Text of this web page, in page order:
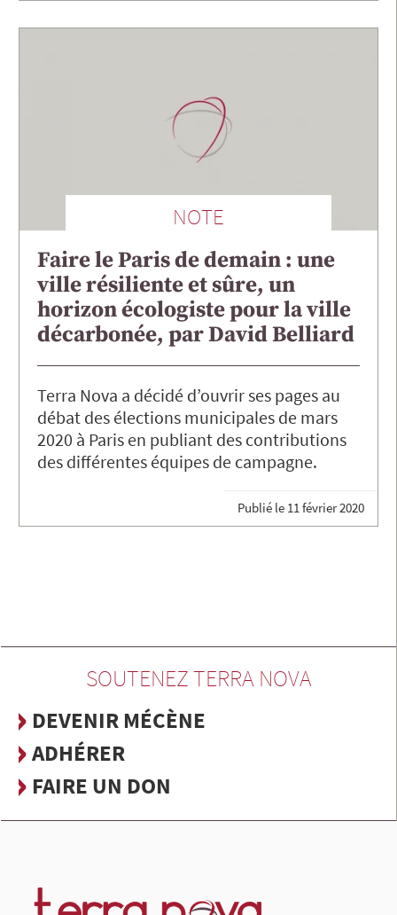
NOTE
Faire le Paris de demain : une
ville résiliente et sûre, un
horizon écologiste pour la ville
décarbonée, par David Belliard
Terra Nova a décidé d’ouvrir ses pages au
débat des élections municipales de mars
2020 à Paris en publiant des contributions
des différentes équipes de campagne.
Publié le 11 février 2020
SOUTENEZ TERRA NOVA
DEVENIR MÉCÈNE
ADHÉRER
FAIRE UN DON